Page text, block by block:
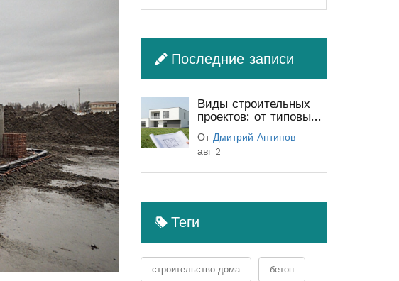
Последние записи
Виды строительных
проектов: от типовых
(полный гид)
От Дмитрий Антипов
авг 2
Теги
строительство дома бетон